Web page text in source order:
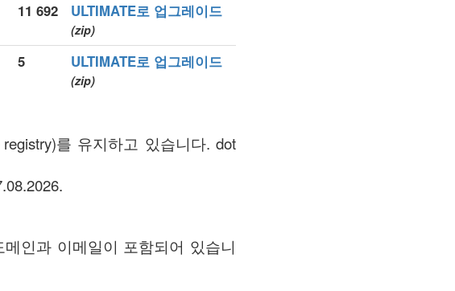
11 692 ULTIMATE로 업그레이드
(zip)
5 ULTIMATE로 업그레이드
(zip)
를 유지하고 있습니다. dot
인과 이메일이 포함되어 있습니